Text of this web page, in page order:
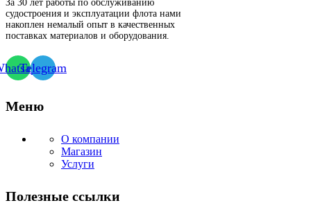
За 30 лет работы по обслуживанию
судостроения и эксплуатации флота нами
накоплен немалый опыт в качественных
поставках материалов и оборудования.
Telegram
Меню
О компании
Магазин
Услуги
Полезные ссылки